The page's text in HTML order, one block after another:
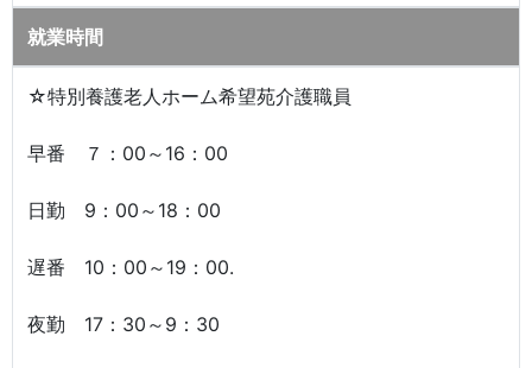
就業時間
☆特別養護老人ホーム希望苑介護職員
早番 ７：00～16：00
日勤 9：00～18：00
遅番 10：00～19：00.
夜勤 17：30～9：30